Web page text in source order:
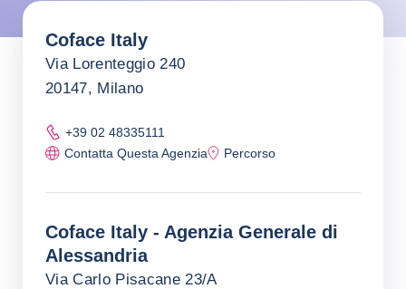
Return before the map
Coface Italy
Via Lorenteggio 240
20147, Milano
+39 02 48335111
Contatta Questa Agenzia
Percorso
Coface Italy - Agenzia Generale di
Alessandria
Via Carlo Pisacane 23/A